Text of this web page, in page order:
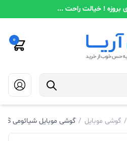
بروزه ! خیالت راحت ...
0
/ گوشی موبایل / گوشی موبایل شیائومی Xiaomi Redmi Note 12S ظرفیت 256 گیگابایت رم 8 گیگابایت پک گلوبال